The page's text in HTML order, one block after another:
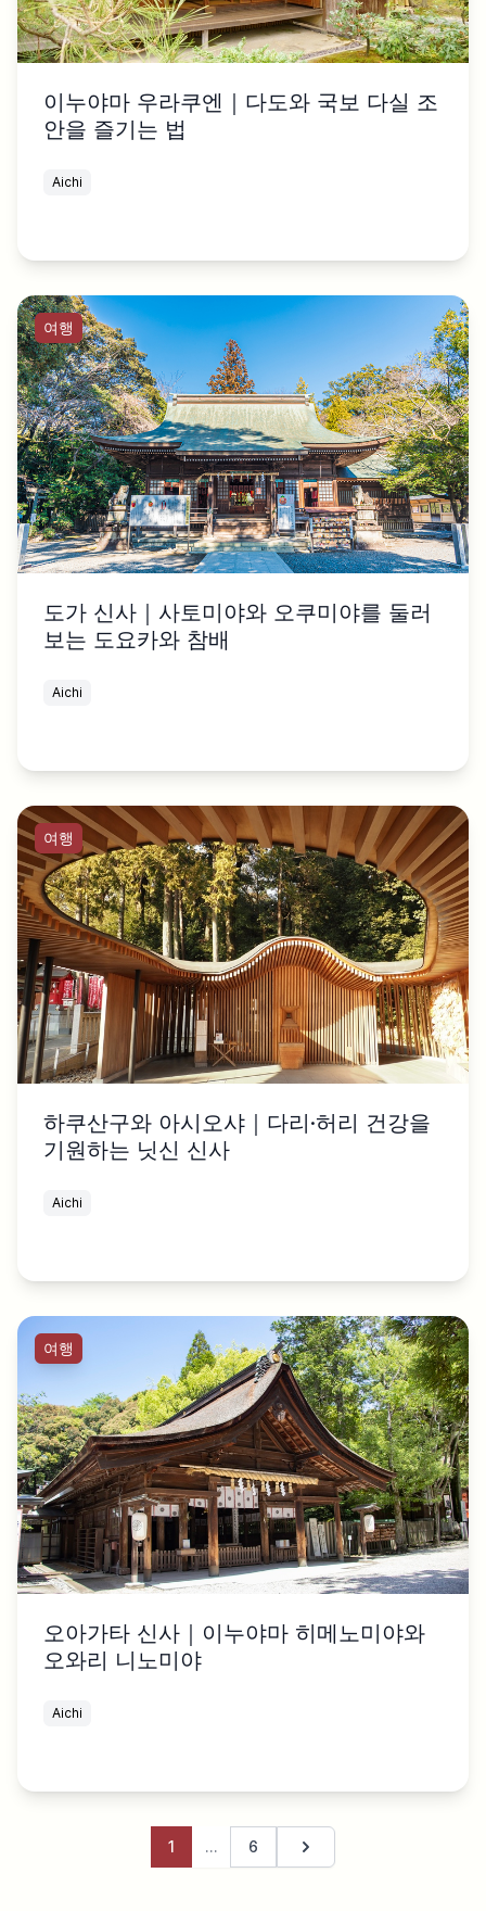
이누야마 우라쿠엔｜다도와 국보 다실 조
안을 즐기는 법
Aichi
여행
도가 신사｜사토미야와 오쿠미야를 둘러
보는 도요카와 참배
Aichi
여행
하쿠산구와 아시오샤｜다리·허리 건강을
기원하는 닛신 신사
Aichi
여행
오아가타 신사｜이누야마 히메노미야와
오와리 니노미야
Aichi
1 … 6 다음 페이지